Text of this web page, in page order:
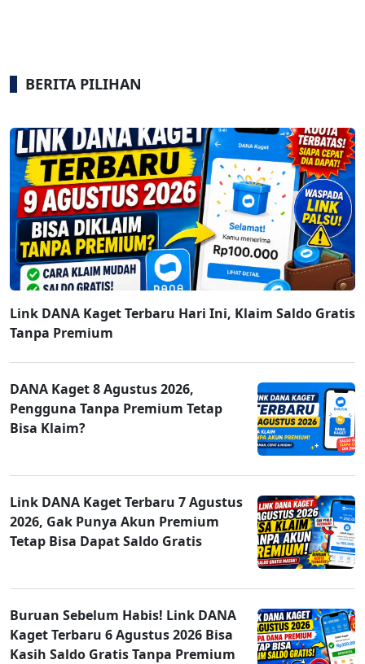
BERITA PILIHAN
Link DANA Kaget Terbaru Hari Ini, Klaim Saldo Gratis
Tanpa Premium
DANA Kaget 8 Agustus 2026,
Pengguna Tanpa Premium Tetap
Bisa Klaim?
Link DANA Kaget Terbaru 7 Agustus
2026, Gak Punya Akun Premium
Tetap Bisa Dapat Saldo Gratis
Buruan Sebelum Habis! Link DANA
Kaget Terbaru 6 Agustus 2026 Bisa
Kasih Saldo Gratis Tanpa Premium